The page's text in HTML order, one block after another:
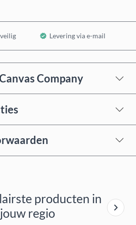
Levering via e-mail
Company
producten in
jouw regio